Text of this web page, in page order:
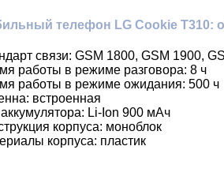
телефон LG Cookie T310:
связи: GSM 1800, GSM 1900,
работы в режиме разговора: 8 ч
работы в режиме ожидания: 500 ч
встроенная
Li-Ion 900 мАч
корпуса: моноблок
корпуса: пластик